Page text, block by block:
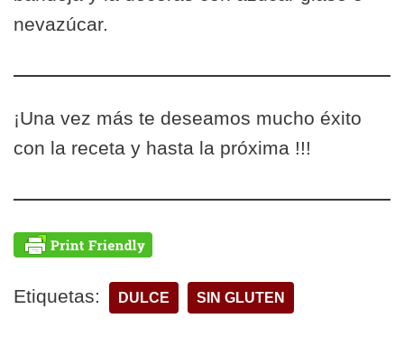
nevazúcar.
¡Una vez más te deseamos mucho éxito
con la receta y hasta la próxima !!!
Etiquetas: DULCE SIN GLUTEN